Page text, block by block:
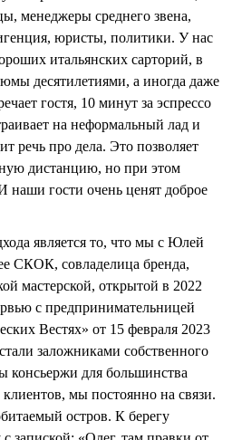
менеджеры среднего звена,
юристы, политики. У нас
итальянских сарторий, в
десятилетиями, а иногда даже
гостя, 10 минут за эспрессо
на неформальный лад и
речь про дела. Это позволяет
дистанцию, но при этом
наши гости очень ценят доброе
является то, что мы с Юлей
совладелица бренда,
мастерской, открытой в 2022
с предпринимательницей
Вестях» от 15 февраля 2023
заложниками собственного
консьержи для большинства
мы постоянно на связи.
остров. К берегу